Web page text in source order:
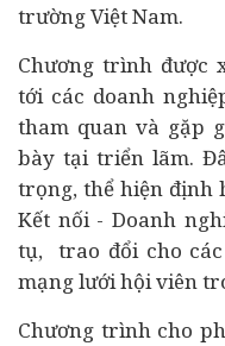
trường Việt Nam.
Chương trình được
tới các doanh
tham quan và gặp
bày tại triển lãm.
trọng, thể hiện định
Kết nối - Doanh
tụ, trao đổi cho
mạng lưới hội viên
Chương trình cho